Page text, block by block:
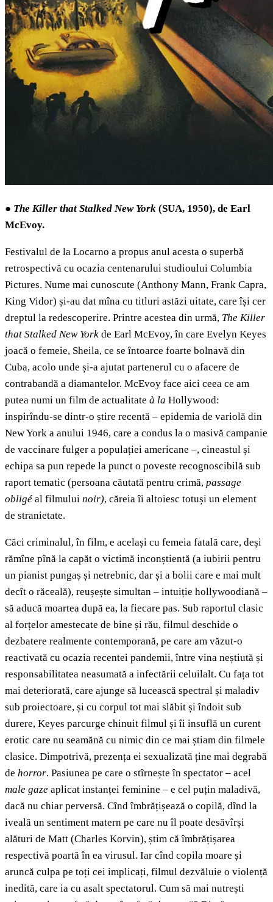
● The Killer that Stalked New York (SUA, 1950), de Earl
McEvoy.
Festivalul de la Locarno a propus anul acesta o superbă
retrospectivă cu ocazia centenarului studioului Columbia
Pictures. Nume mai cunoscute (Anthony Mann, Frank Capra,
King Vidor) și-au dat mîna cu titluri astăzi uitate, care își cer
dreptul la redescoperire. Printre acestea din urmă, The Killer
that Stalked New York de Earl McEvoy, în care Evelyn Keyes
joacă o femeie, Sheila, ce se întoarce foarte bolnavă din
Cuba, acolo unde și-a ajutat partenerul cu o afacere de
contrabandă a diamantelor. McEvoy face aici ceea ce am
putea numi un film de actualitate à la Hollywood:
inspirîndu-se dintr-o știre recentă – epidemia de variolă din
New York a anului 1946, care a condus la o masivă campanie
de vaccinare fulger a populației americane –, cineastul și
echipa sa pun repede la punct o poveste recognoscibilă sub
raport tematic (persoana căutată pentru crimă, passage
obligé al filmului noir), căreia îi altoiesc totuși un element
de stranietate.
Căci criminalul, în film, e același cu femeia fatală care, deși
rămîne pînă la capăt o victimă inconștientă (a iubirii pentru
un pianist pungaș și netrebnic, dar și a bolii care e mai mult
decît o răceală), reușește simultan – intuiție hollywoodiană –
să aducă moartea după ea, la fiecare pas. Sub raportul clasic
al forțelor amestecate de bine și rău, filmul deschide o
dezbatere realmente contemporană, pe care am văzut-o
reactivată cu ocazia recentei pandemii, între vina neștiută și
responsabilitatea neasumată a infectării celuilalt. Cu fața tot
mai deteriorată, care ajunge să lucească spectral și maladiv
sub proiectoare, și cu corpul tot mai slăbit și îndoit sub
durere, Keyes parcurge chinuit filmul și îi insuflă un curent
erotic care nu seamănă cu nimic din ce mai știam din filmele
clasice. Dimpotrivă, prezența ei sexualizată ține mai degrabă
de horror. Pasiunea pe care o stîrnește în spectator – acel
male gaze aplicat instanței feminine – e cel puțin maladivă,
dacă nu chiar perversă. Cînd îmbrățișează o copilă, dînd la
iveală un sentiment matern pe care nu îl poate desăvîrși
alături de Matt (Charles Korvin), știm că îmbrățișarea
respectivă poartă în ea virusul. Iar cînd copila moare și
aruncă culpa pe toți cei implicați, filmul dezvăluie o violență
inedită, care ia cu asalt spectatorul. Cum să mai nutrești